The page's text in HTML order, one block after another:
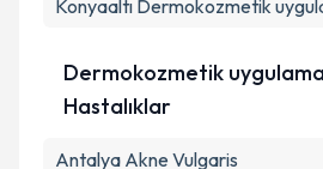
Takvim
Konyaaltı Dermokozmetik
Dermokozmetik
Hastalıklar
Antalya Akne Vulgaris